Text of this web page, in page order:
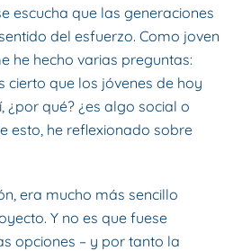
escucha que las generaciones
del esfuerzo. Como joven
he hecho varias preguntas:
cierto que los jóvenes de hoy
¿por qué? ¿es algo social o
esto, he reflexionado sobre
era mucho más sencillo
Y no es que fuese
opciones – y por tanto la